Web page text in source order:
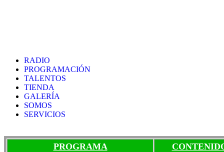
RADIO
PROGRAMACIÓN
TALENTOS
TIENDA
GALERÍA
SOMOS
SERVICIOS
PROGRAMA